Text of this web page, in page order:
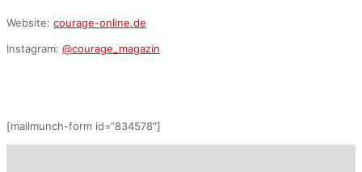
Website: courage-online.de
Instagram: @courage_magazin
[mailmunch-form id=“834578″]